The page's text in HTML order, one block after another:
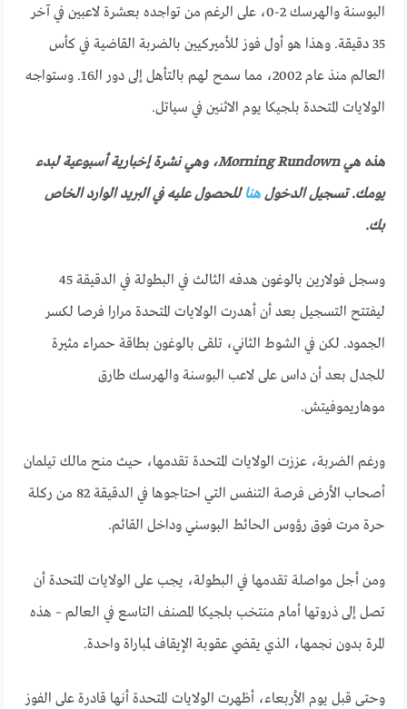
البوسنة والهرسك 2-0، على الرغم من تواجده بعشرة لاعبين في آخر
35 دقيقة. وهذا هو أول فوز للأميركيين بالضربة القاضية في كأس
العالم منذ عام 2002، مما سمح لهم بالتأهل إلى دور الـ16. وستواجه
الولايات المتحدة بلجيكا يوم الاثنين في سياتل.
هذه هي Morning Rundown، وهي نشرة إخبارية أسبوعية لبدء
يومك. تسجيل الدخولهنا للحصول عليه في البريد الوارد الخاص
بك.
وسجل فولارين بالوغون هدفه الثالث في البطولة في الدقيقة 45
ليفتتح التسجيل بعد أن أهدرت الولايات المتحدة مرارا فرصا لكسر
الجمود. لكن في الشوط الثاني، تلقى بالوغون بطاقة حمراء مثيرة
للجدل بعد أن داس على لاعب البوسنة والهرسك طارق
موهاريموفيتش.
ورغم الضربة، عززت الولايات المتحدة تقدمها، حيث منح مالك تيلمان
أصحاب الأرض فرصة التنفس التي احتاجوها في الدقيقة 82 من ركلة
حرة مرت فوق رؤوس الحائط البوسني وداخل القائم.
ومن أجل مواصلة تقدمها في البطولة، يجب على الولايات المتحدة أن
تصل إلى ذروتها أمام منتخب بلجيكا المصنف التاسع في العالم – هذه
المرة بدون نجمها، الذي يقضي عقوبة الإيقاف لمباراة واحدة.
وحتى قبل يوم الأربعاء، أظهرت الولايات المتحدة أنها قادرة على الفوز